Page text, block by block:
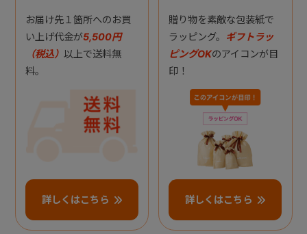
お届け先１箇所へのお買
い上げ代金が5,500円
（税込） 以上で送料無
料。
詳しくはこちら
贈り物を素敵な包装紙で
ラッピング。 ギフトラッ
ピングOKのアイコンが目
印！
詳しくはこちら